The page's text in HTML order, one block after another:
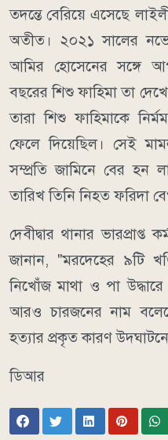
তদন্তে বেরিয়ে এসেছে
অতীত। ২০২১ সালের
আমির হোসেনের সঙ্গে
বছরের শিশু ফাহিমা তা
তারা শিশু ফাহিমাকে
ফেলে দিয়েছিল। সেই
সম্প্রতি জামিনে বের হন
তারিখ তিনি নিহত ফরিদা
দেবীদ্বার থানার
জানান, "মরদেহের ৯টি
নিখোঁজ মাথা ও পা
আরও চারজনের নাম
হত্যার প্রকৃত কারণ
ডিআর